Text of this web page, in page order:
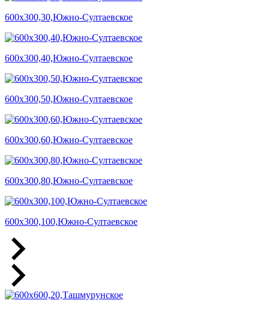
600х300,30,Южно-Султаевское
600х300,40,Южно-Султаевское
600х300,50,Южно-Султаевское
600х300,60,Южно-Султаевское
600х300,80,Южно-Султаевское
600х300,100,Южно-Султаевское